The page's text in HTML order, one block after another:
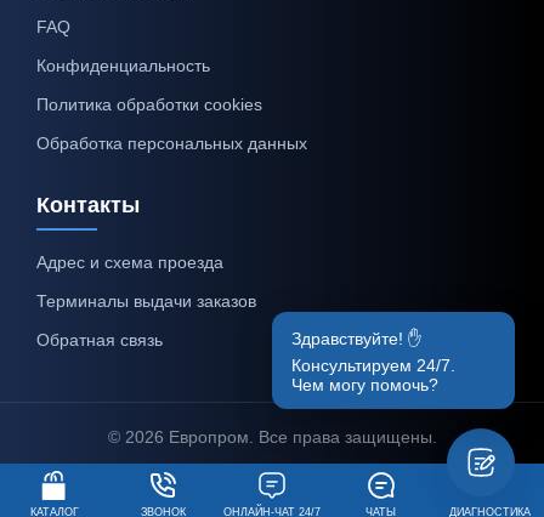
FAQ
Конфиденциальность
Политика обработки cookies
Обработка персональных данных
Контакты
Адрес и схема проезда
Терминалы выдачи заказов
Обратная связь
© 2026 Европром. Все права защищены.
КАТАЛОГ ЗВОНОК ОНЛАЙН-ЧАТ 24/7 ЧАТЫ ДИАГНОСТИКА
Здравствуйте! ✋
Консультируем 24/7.
Чем могу помочь?